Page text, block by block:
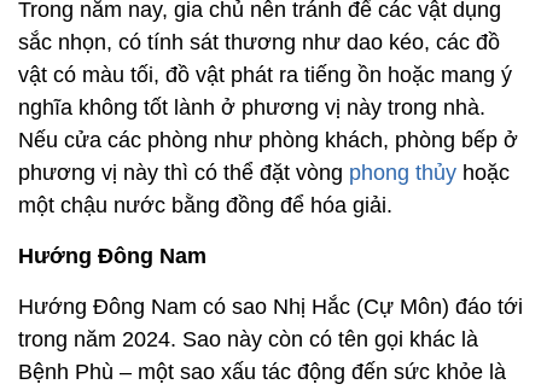
Trong năm nay, gia chủ nên tránh để các vật dụng
sắc nhọn, có tính sát thương như dao kéo, các đồ
vật có màu tối, đồ vật phát ra tiếng ồn hoặc mang ý
nghĩa không tốt lành ở phương vị này trong nhà.
Nếu cửa các phòng như phòng khách, phòng bếp ở
phương vị này thì có thể đặt vòng phong thủy hoặc
một chậu nước bằng đồng để hóa giải.
Hướng Đông Nam
Hướng Đông Nam có sao Nhị Hắc (Cự Môn) đáo tới
trong năm 2024. Sao này còn có tên gọi khác là
Bệnh Phù – một sao xấu tác động đến sức khỏe là